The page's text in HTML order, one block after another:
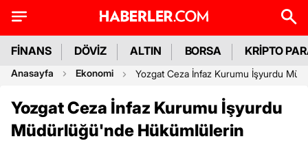
FİNANS DÖVİZ ALTIN BORSA KRİPTO
Anasayfa Ekonomi Yozgat Ceza İnfaz Kurumu İşyurdu
Yozgat Ceza İnfaz Kurumu İşyurdu
Müdürlüğü'nde Hükümlülerin